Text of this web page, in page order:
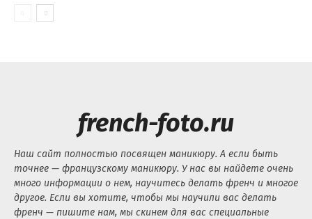
french-foto.ru
Наш сайт полностью посвящен маникюру. А если быть
точнее — французскому маникюру. У нас вы найдете очень
много информации о нем, научитесь делать френч и многое
другое. Если вы хотите, чтобы мы научили вас делать
френч — пишите нам, мы скинем для вас специальные